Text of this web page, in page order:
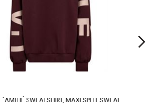
HAUTE L`AMITIÉ SWEATSHIRT, MAXI SPLIT SWEAT, WINE CABANA